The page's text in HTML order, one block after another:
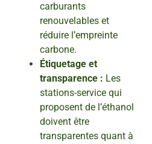
carburants
renouvelables et
réduire l’empreinte
carbone.
Étiquetage et
transparence : Les
stations-service qui
proposent de l’éthanol
doivent être
transparentes quant à